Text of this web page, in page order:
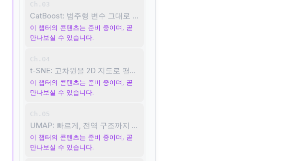
Ch.03
CatBoost: 범주형 변수 그대로 먹이기
이 챕터의 콘텐츠는 준비 중이며, 곧
만나보실 수 있습니다.
Ch.04
t-SNE: 고차원을 2D 지도로 펼치기
이 챕터의 콘텐츠는 준비 중이며, 곧
만나보실 수 있습니다.
Ch.05
UMAP: 빠르게, 전역 구조까지 보존하기
이 챕터의 콘텐츠는 준비 중이며, 곧
만나보실 수 있습니다.